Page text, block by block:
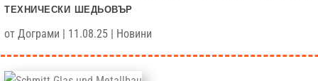
технически шедьовър
от Дограми | 11.08.25 | Новини